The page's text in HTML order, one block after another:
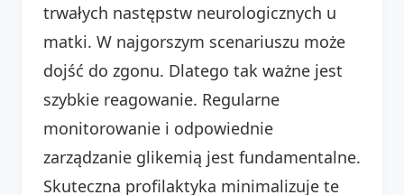
trwałych następstw neurologicznych u
matki. W najgorszym scenariuszu może
dojść do zgonu. Dlatego tak ważne jest
szybkie reagowanie. Regularne
monitorowanie i odpowiednie
zarządzanie glikemią jest fundamentalne.
Skuteczna profilaktyka minimalizuje te